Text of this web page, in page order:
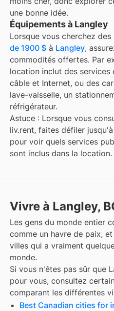
une bonne idée.
Équipements à Langley
Lorsque vous cherchez des
de 1900 $ à Langley,
commodités offertes. Par
location inclut des services
câble et Internet, ou des
lave-vaisselle, un
réfrigérateur.
Astuce : Lorsque vous
liv.rent, faites défiler
pour voir quels services
sont inclus dans la location.
Vivre à Langley,
Les gens du monde entier
comme un havre de paix, et
villes qui a vraiment
monde.
Si vous n'êtes pas sûr que
pour vous, consultez
comparant les différentes
Best Canadian cities for